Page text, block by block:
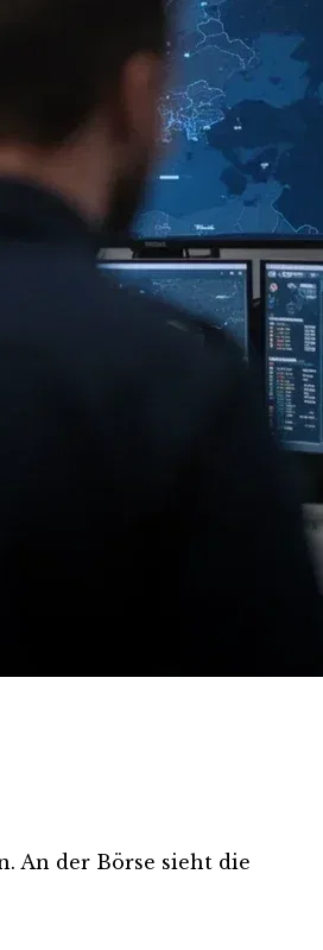
An der Börse sieht die